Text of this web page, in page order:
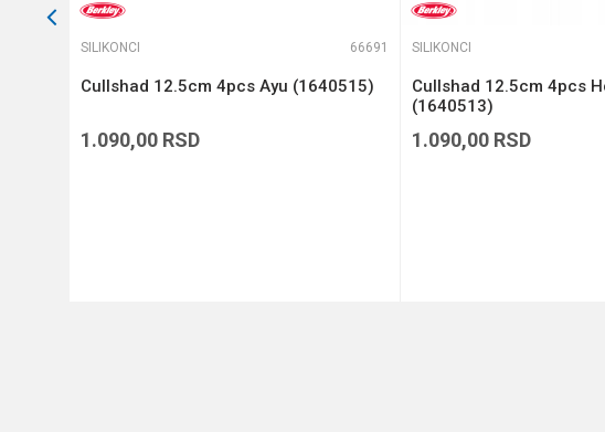
SILIKONCI 66691
Cullshad 12.5cm 4pcs Ayu (1640515)
1.090,00 RSD
SILIKONCI
Cullshad 12.5cm 4pcs
(1640513)
1.090,00 RSD